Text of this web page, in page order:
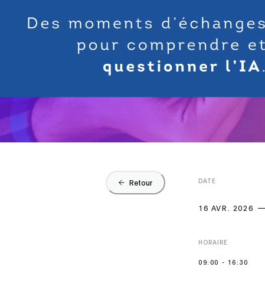
Retour DATE
16 AVR. 2026
HORAIRE
09:00 - 16:30